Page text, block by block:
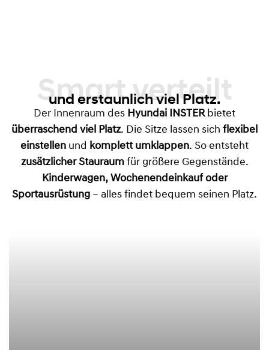
Smart verteilt
und erstaunlich viel Platz.
Der Innenraum des Hyundai INSTERbietet
überraschend viel Platz. Die Sitze lassen sich flexibel
einstellen und komplett umklappen. So entsteht
zusätzlicher Stauraumfür größere Gegenstände.
Kinderwagen, Wochenendeinkauf oder
Sportausrüstung – alles findet bequem seinen Platz.